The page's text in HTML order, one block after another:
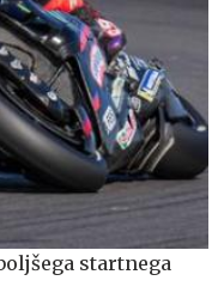
startnega